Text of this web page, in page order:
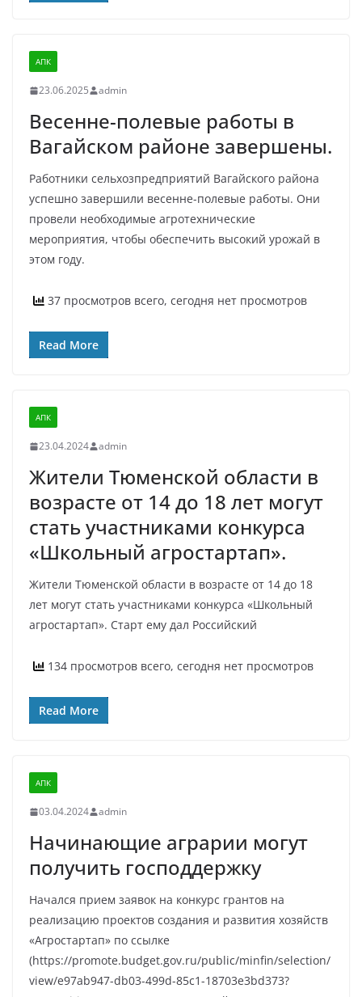
АПК
23.06.2025 admin
Весенне-полевые работы в
Вагайском районе завершены.
Работники сельхозпредприятий Вагайского района
успешно завершили весенне-полевые работы. Они
провели необходимые агротехнические
мероприятия, чтобы обеспечить высокий урожай в
этом году.
37 просмотров всего, сегодня нет просмотров
Read More
АПК
23.04.2024 admin
Жители Тюменской области в
возрасте от 14 до 18 лет могут
стать участниками конкурса
«Школьный агростартап».
Жители Тюменской области в возрасте от 14 до 18
лет могут стать участниками конкурса «Школьный
агростартап». Старт ему дал Российский
134 просмотров всего, сегодня нет просмотров
Read More
АПК
03.04.2024 admin
Начинающие аграрии могут
получить господдержку
Начался прием заявок на конкурс грантов на
реализацию проектов создания и развития хозяйств
«Агростартап» по ссылке
(https://promote.budget.gov.ru/public/minfin/selection/
view/e97ab947-db03-499d-85c1-18703e3bd373?